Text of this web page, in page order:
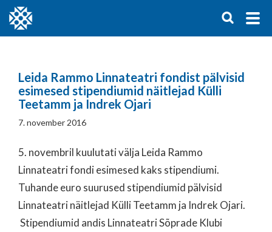
Leida Rammo Linnateatri fondist pälvisid
esimesed stipendiumid näitlejad Külli
Teetamm ja Indrek Ojari
7. november 2016
5. novembril kuulutati välja Leida Rammo
Linnateatri fondi esimesed kaks stipendiumi.
Tuhande euro suurused stipendiumid pälvisid
Linnateatri näitlejad Külli Teetamm ja Indrek Ojari.
Stipendiumid andis Linnateatri Sõprade Klubi